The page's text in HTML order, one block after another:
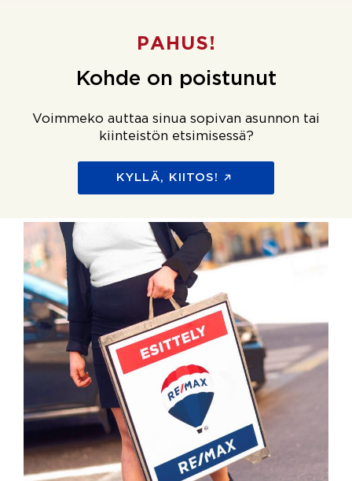
PAHUS!
Kohde on poistunut
Voimmeko auttaa sinua sopivan asunnon tai
kiinteistön etsimisessä?
KYLLÄ, KIITOS!